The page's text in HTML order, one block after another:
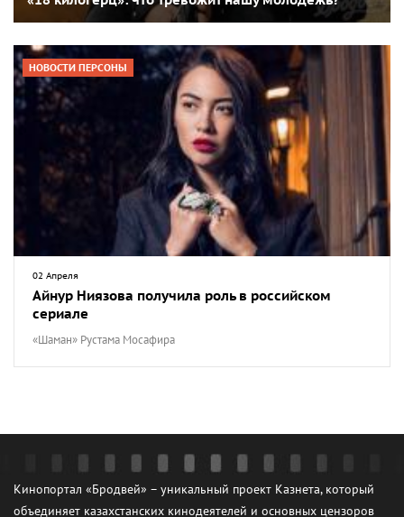
НОВОСТИ ПЕРСОНЫ
02 Апреля
Айнур Ниязова получила роль в российском
сериале
«Шаман» Рустама Мосафира
Кинопортал «Бродвей» – уникальный проект Казнета, который
объединяет казахстанских кинодеятелей и основных цензоров